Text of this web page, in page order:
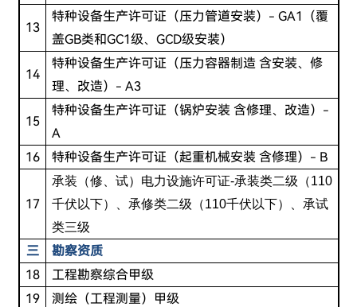
13
特种设备生产许可证（压力管道安装）- GA1（覆
盖GB类和GC1级、GCD级安装）
14
特种设备生产许可证（压力容器制造 含安装、修
理、改造）- A3
15
特种设备生产许可证（锅炉安装 含修理、改造）-
A
16
特种设备生产许可证（起重机械安装 含修理）- B
17
承装（修、试）电力设施许可证-承装类二级（110
千伏以下）、承修类二级（110千伏以下）、承试
类三级
三
勘察资质
18
工程勘察综合甲级
19
测绘（工程测量）甲级